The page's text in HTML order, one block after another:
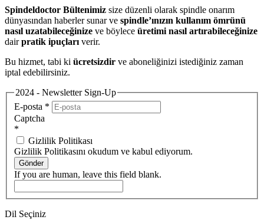
Spindeldoctor Bültenimiz size düzenli olarak spindle onarım
dünyasından haberler sunar ve spindle’ınızın kullanım ömrünü
nasıl uzatabileceğinize ve böylece üretimi nasıl artırabileceğinize
dairpratik ipuçları verir.
Bu hizmet, tabi ki ücretsizdir ve aboneliğinizi istediğiniz zaman
iptal edebilirsiniz.
2024 - Newsletter Sign-Up
E-posta *
Captcha
*
Gizlilik Politikası
Gizlilik Politikasını okudum ve kabul ediyorum.
Gönder
If you are human, leave this field blank.
Dil Seçiniz